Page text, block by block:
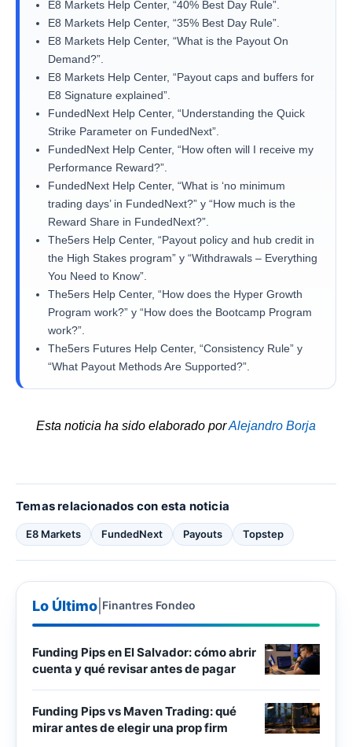
E8 Markets Help Center, “40% Best Day Rule”.
E8 Markets Help Center, “35% Best Day Rule”.
E8 Markets Help Center, “What is the Payout On
Demand?”.
E8 Markets Help Center, “Payout caps and buffers for
E8 Signature explained”.
FundedNext Help Center, “Understanding the Quick
Strike Parameter on FundedNext”.
FundedNext Help Center, “How often will I receive my
Performance Reward?”.
FundedNext Help Center, “What is ‘no minimum
trading days’ in FundedNext?” y “How much is the
Reward Share in FundedNext?”.
The5ers Help Center, “Payout policy and hub credit in
the High Stakes program” y “Withdrawals – Everything
You Need to Know”.
The5ers Help Center, “How does the Hyper Growth
Program work?” y “How does the Bootcamp Program
work?”.
The5ers Futures Help Center, “Consistency Rule” y
“What Payout Methods Are Supported?”.
Esta noticia ha sido elaborado porAlejandro Borja
Temas relacionados con esta noticia
E8 Markets FundedNext Payouts Topstep
Lo Último Finantres Fondeo
Funding Pips en El Salvador: cómo abrir
cuenta y qué revisar antes de pagar
Funding Pips vs Maven Trading: qué
mirar antes de elegir una prop firm